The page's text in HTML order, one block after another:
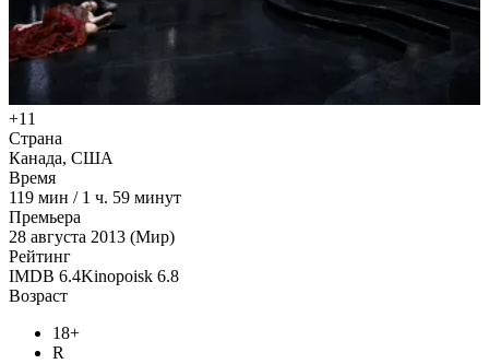
+11
Страна
Канада, США
Время
119 мин / 1 ч. 59 минут
Премьера
28 августа 2013 (Мир)
Рейтинг
IMDB 6.4Kinopoisk 6.8
Возраст
18+
R